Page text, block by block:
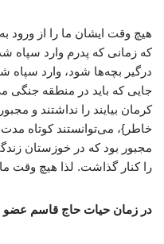
هیچ وقت ایشان ما را از ورود
که زمانی که پدرم وارد سپاه
درگیر بچه‌ها شود، وارد سپاه
جایی که باید در منطقه جنگی
کرمان بیایند را نداشتند و
خاطر}، می‌توانستند کوتاه مدت
مجبور بود که در خوزستان
را کنار گذاشت. لذا هیچ وقت ما
در زمان حیات حاج قاسم